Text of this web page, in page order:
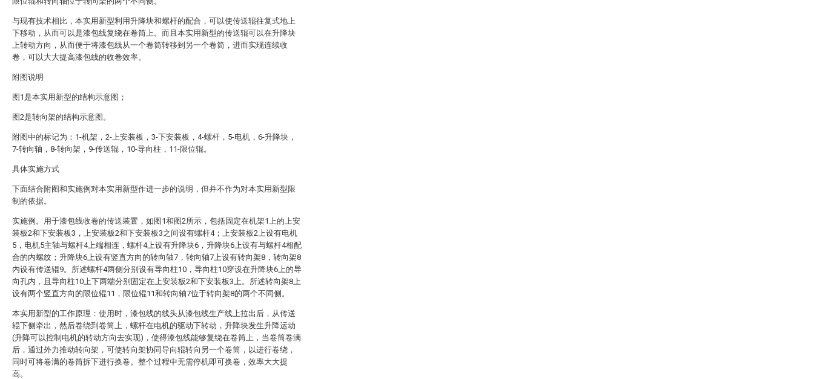
与现有技术相比，本实用新型利用升降块和螺杆的配合，可以使传送辊往复式地上
下移动，从而可以是漆包线复绕在卷筒上。而且本实用新型的传送辊可以在升降块
上转动方向，从而便于将漆包线从一个卷筒转移到另一个卷筒，进而实现连续收
卷，可以大大提高漆包线的收卷效率。
附图说明
图1是本实用新型的结构示意图；
图2是转向架的结构示意图。
附图中的标记为：1-机架，2-上安装板，3-下安装板，4-螺杆，5-电机，6-升降块，
7-转向轴，8-转向架，9-传送辊，10-导向柱，11-限位辊。
具体实施方式
下面结合附图和实施例对本实用新型作进一步的说明，但并不作为对本实用新型限
制的依据。
实施例。用于漆包线收卷的传送装置，如图1和图2所示，包括固定在机架1上的上安
装板2和下安装板3，上安装板2和下安装板3之间设有螺杆4；上安装板2上设有电机
5，电机5主轴与螺杆4上端相连，螺杆4上设有升降块6，升降块6上设有与螺杆4相配
合的内螺纹；升降块6上设有竖直方向的转向轴7，转向轴7上设有转向架8，转向架8
内设有传送辊9。所述螺杆4两侧分别设有导向柱10，导向柱10穿设在升降块6上的导
向孔内，且导向柱10上下两端分别固定在上安装板2和下安装板3上。所述转向架8上
设有两个竖直方向的限位辊11，限位辊11和转向轴7位于转向架8的两个不同侧。
本实用新型的工作原理：使用时，漆包线的线头从漆包线生产线上拉出后，从传送
辊下侧牵出，然后卷绕到卷筒上，螺杆在电机的驱动下转动，升降块发生升降运动
(升降可以控制电机的转动方向去实现)，使得漆包线能够复绕在卷筒上，当卷筒卷满
后，通过外力推动转向架，可使转向架协同导向辊转向另一个卷筒，以进行卷绕，
同时可将卷满的卷筒拆下进行换卷。整个过程中无需停机即可换卷，效率大大提
高。